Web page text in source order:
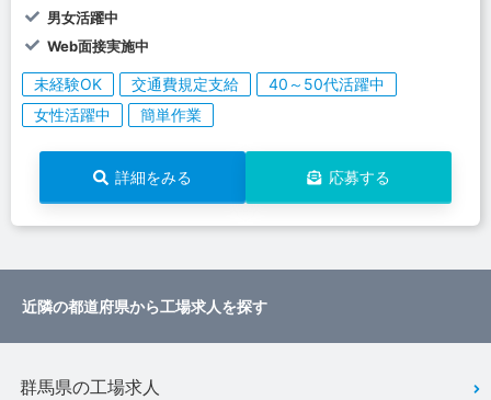
男女活躍中
Web面接実施中
未経験OK 交通費規定支給
40～50代活躍中
女性活躍中
簡単作業
詳細をみる 応募する
近隣の都道府県から工場求人を探す
群馬県の工場求人